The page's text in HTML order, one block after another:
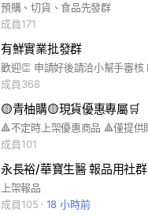
預購、切貨、食品先發群
成員171
有鮮實業批發群
成員368
🟡青柚購🟡現貨優惠專屬🛒
成員101
永長裕/華寶生醫 報品用社群
上架報品
成員105
18 小時前